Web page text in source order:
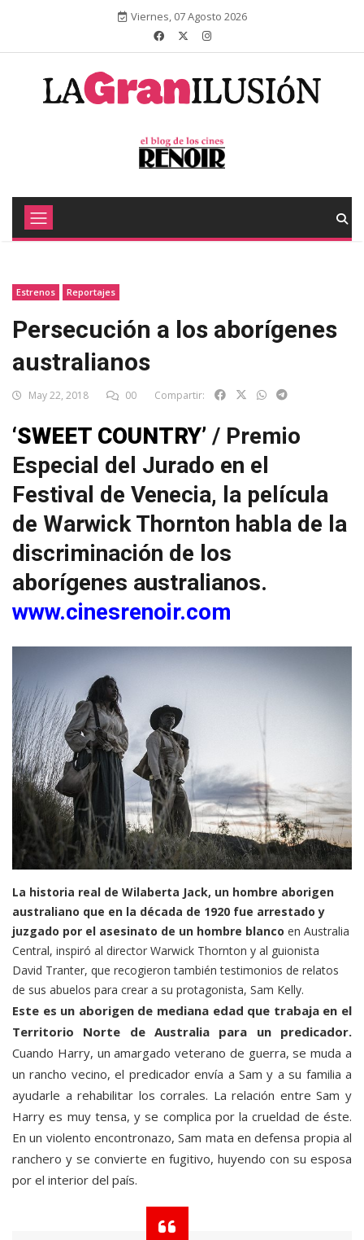
Viernes, 07 Agosto 2026
Estrenos Reportajes
Persecución a los aborígenes
australianos
May 22, 2018 00 Compartir:
‘SWEET COUNTRY’ / Premio
Especial del Jurado en el
Festival de Venecia, la película
de Warwick Thornton habla de la
discriminación de los
aborígenes australianos.
www.cinesrenoir.com
La historia real de Wilaberta Jack, un hombre aborigen
australiano que en la década de 1920 fue arrestado y
juzgado por el asesinato de un hombre blanco en Australia
Central, inspiró al director Warwick Thornton y al guionista
David Tranter, que recogieron también testimonios de relatos
de sus abuelos para crear a su protagonista, Sam Kelly.
Este es un aborigen de mediana edad que trabaja en el
Territorio Norte de Australia para un predicador.
Cuando Harry, un amargado veterano de guerra, se muda a
un rancho vecino, el predicador envía a Sam y a su familia a
ayudarle a rehabilitar los corrales. La relación entre Sam y
Harry es muy tensa, y se complica por la crueldad de éste.
En un violento encontronazo, Sam mata en defensa propia al
ranchero y se convierte en fugitivo, huyendo con su esposa
por el interior del país.